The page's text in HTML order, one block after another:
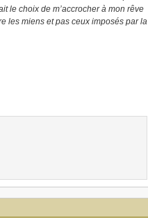
le choix de m’accrocher à mon rêve
les miens et pas ceux imposés par la